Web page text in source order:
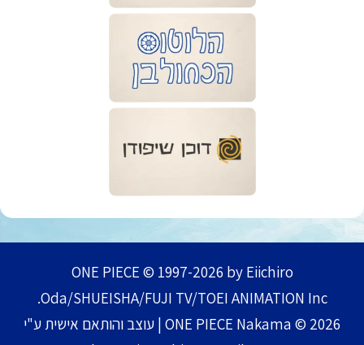
ONE PIECE © 1997-2026 by Eiichiro
Oda/SHUEISHA/FUJI TV/TOEI ANIMATION Inc.
ONE PIECE Nakama © 2026 | עוצב והותאם אישית ע"י